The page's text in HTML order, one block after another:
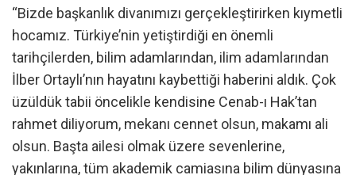
“Bizde başkanlık divanımızı gerçekleştirirken kıymetli
hocamız. Türkiye’nin yetiştirdiği en önemli
tarihçilerden, bilim adamlarından, ilim adamlarından
İlber Ortaylı’nın hayatını kaybettiği haberini aldık. Çok
üzüldük tabii öncelikle kendisine Cenab-ı Hak’tan
rahmet diliyorum, mekanı cennet olsun, makamı ali
olsun. Başta ailesi olmak üzere sevenlerine,
yakınlarına, tüm akademik camiasına bilim dünyasına